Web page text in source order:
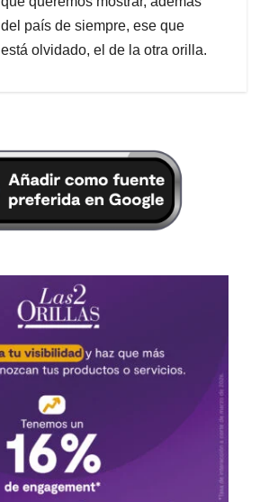
del país de siempre, ese que
está olvidado, el de la otra orilla.